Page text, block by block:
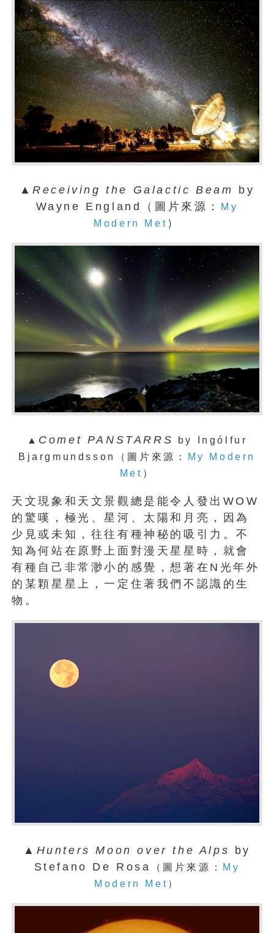
▲Receiving the Galactic Beam
by
Wayne England（圖片來源：
My
Modern Met ）
▲ Comet PANSTARRS
by Ingólfur
Bjargmundsson
（圖片來源：
My Modern
Met ）
天文現象和天文景觀總是能令人發出WOW
的驚嘆，極光、星河、太陽和月亮，因為
少見或未知，往往有種神秘的吸引力。不
知為何站在原野上面對漫天星星時，就會
有種自己非常渺小的感覺，想著在N光年外
的某顆星星上，一定住著我們不認識的生
物。
▲ Hunters Moon over the Alps
by
Stefano De Rosa
（圖片來源：
My
Modern Met ）